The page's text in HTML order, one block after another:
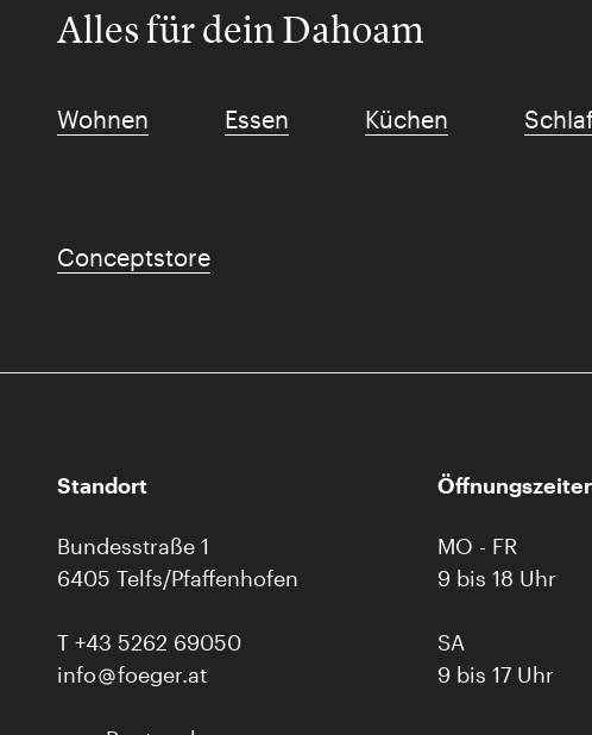
Alles für dein Dahoam
Wohnen Essen Küchen
Conceptstore
Standort
Bundesstraße 1
6405 Telfs/Pfaffenhofen
T +43 5262 69050
info
foeger.at
MO - FR
9 bis 18 Uhr
SA
9 bis 17 Uhr